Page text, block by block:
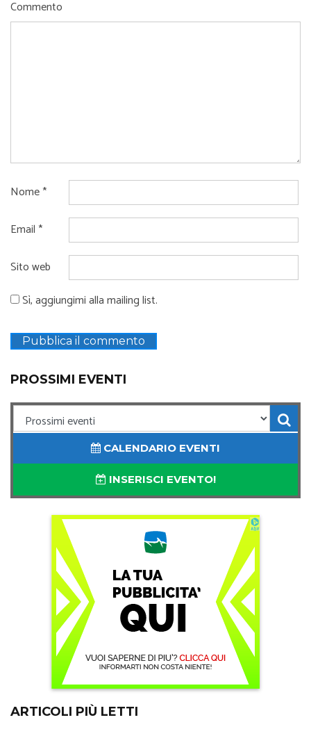
Commento
Nome*
Email *
Sito web
Sì, aggiungimi alla mailing list.
PROSSIMI EVENTI
CALENDARIO EVENTI
INSERISCI EVENTO!
ARTICOLI PIÙ LETTI